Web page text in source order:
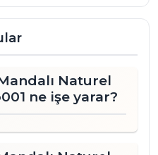
sunmaktadır.
evsel kullanıma
hizmet veren
avantajı ve hızlı
olan sunum
Naturel
ne işe yarar?